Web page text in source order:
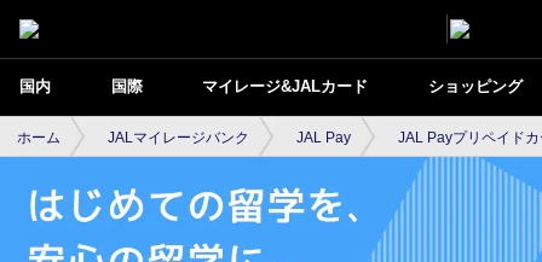
国内 国際 マイレージ&JALカード ショッピング
ホーム JALマイレージバンク JAL Pay JAL Payプリペイド
はじめての留学を、安心の留学に。